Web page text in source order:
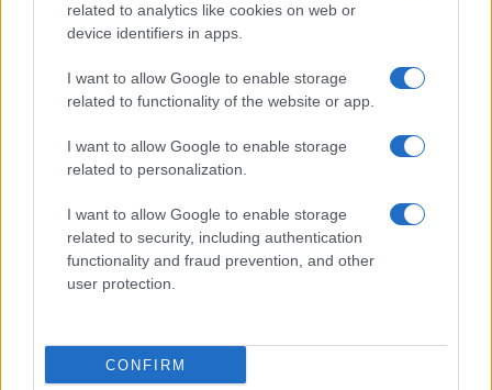
related to analytics like cookies on web or
device identifiers in apps.
I want to allow Google to enable storage
related to functionality of the website or app.
I want to allow Google to enable storage
related to personalization.
I want to allow Google to enable storage
related to security, including authentication
functionality and fraud prevention, and other
user protection.
CONFIRM
#EMMANUEL MACRON
#GIUSEPPE CRUCIANI
SEDUTE SATIRICHE
Vignetta del 07/08/2026